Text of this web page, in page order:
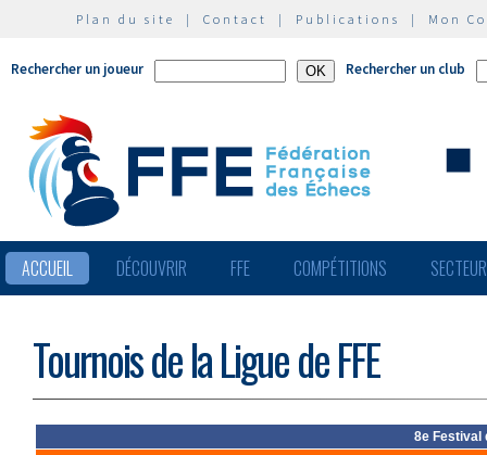
Plan du site | Contact | Publications | Mon
Rechercher un joueur Rechercher un club
ACCUEIL DÉCOUVRIR FFE COMPÉTITIONS
Tournois de la Ligue de FFE
8e Festival